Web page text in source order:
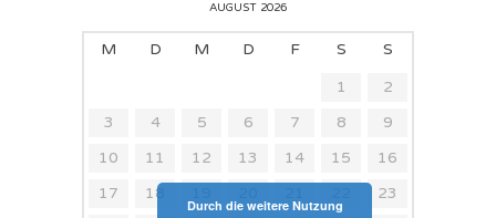
AUGUST 2026
M D M D F S
S
1
2
3
4 5 6 7 8
9
10
11 12 13 14 15
16
17
18
23
Durch die weitere Nutzung